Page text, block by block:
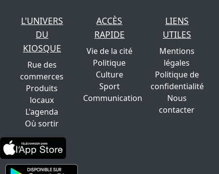
L'UNIVERS
DU
KIOSQUE
Rue des
commerces
Produits
locaux
L'agenda
Où sortir
ACCÈS
RAPIDE
Vie de la cité
Politique
Culture
Sport
Communication
LIENS
UTILES
Mentions
légales
Politique de
confidentialité
Nous
contacter